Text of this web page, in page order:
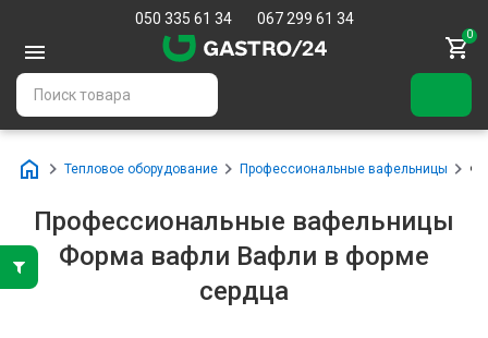
050 335 61 34 067 299 61 34
0
Тепловое оборудование Профессиональные вафельницы
Профессиональные вафельницы
Форма вафли Вафли в форме
сердца